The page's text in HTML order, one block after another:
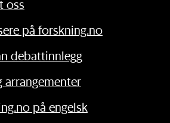
oss
på forskning.no
debattinnlegg
arrangementer
på engelsk